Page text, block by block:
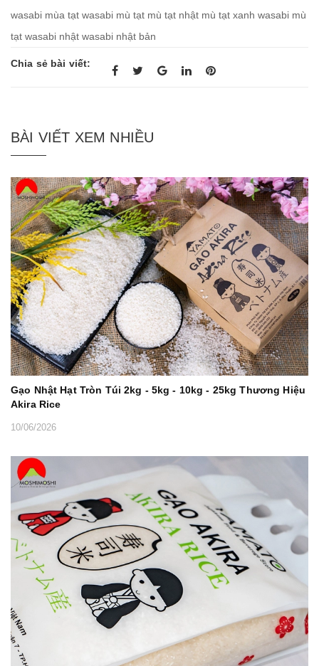
wasabi mùa tạt wasabi mù tạt mù tạt nhật mù tạt xanh wasabi mù
tạt wasabi nhật wasabi nhật bản
Chia sẻ bài viết:
BÀI VIẾT XEM NHIỀU
Gạo Nhật Hạt Tròn Túi 2kg - 5kg - 10kg - 25kg Thương Hiệu
Akira Rice
10/06/2026